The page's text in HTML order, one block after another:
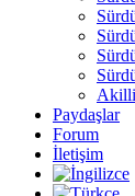
Paydaşlar
Forum
İletişim